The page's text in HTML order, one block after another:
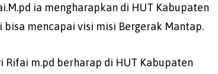
ia mengharapkan di HUT Kabupaten
bisa mencapai visi misi Bergerak Mantap.
Rifai m.pd berharap di HUT Kabupaten